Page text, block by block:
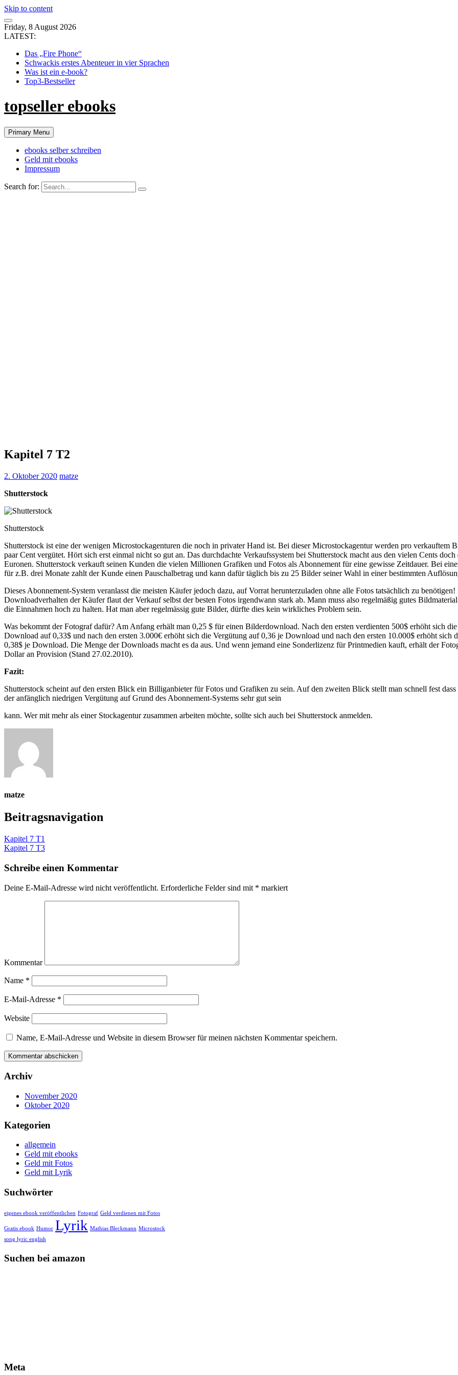
Skip to content
Friday, 8 August 2026
LATEST:
Das „Fire Phone“
Schwackis erstes Abenteuer in vier Sprachen
Was ist ein e-book?
Top3-Bestseller
topseller ebooks
Primary Menu
ebooks selber schreiben
Geld mit ebooks
Impressum
Search for:
Kapitel 7 T2
2. Oktober 2020 matze
Shutterstock
Shutterstock
Shutterstock ist eine der wenigen Microstockagenturen die noch in privater Hand ist. Bei dieser Microstockagentur werden pro verkauftem
paar Cent vergütet. Hört sich erst einmal nicht so gut an. Das durchdachte Verkaufssystem bei Shutterstock macht aus den vielen Cents doch
Euronen. Shutterstock verkauft seinen Kunden die vielen Millionen Grafiken und Fotos als Abonnement für eine gewisse Zeitdauer. Bei
für z.B. drei Monate zahlt der Kunde einen Pauschalbetrag und kann dafür täglich bis zu 25 Bilder seiner Wahl in einer bestimmten
Dieses Abonnement-System veranlasst die meisten Käufer jedoch dazu, auf Vorrat herunterzuladen ohne alle Fotos tatsächlich zu benötigen!
Downloadverhalten der Käufer flaut der Verkauf selbst der besten Fotos irgendwann stark ab. Mann muss also regelmäßig gutes
die Einnahmen hoch zu halten. Hat man aber regelmässig gute Bilder, dürfte dies kein wirkliches Problem sein.
Was bekommt der Fotograf dafür? Am Anfang erhält man 0,25 $ für einen Bilderdownload. Nach den ersten verdienten 500$ erhöht sich
Download auf 0,33$ und nach den ersten 3.000€ erhöht sich die Vergütung auf 0,36 je Download und nach den ersten 10.000$ erhöht sich
0,38$ je Download. Die Menge der Downloads macht es da aus. Und wenn jemand eine Sonderlizenz für Printmedien kauft, erhält der
Dollar an Provision (Stand 27.02.2010).
Fazit:
Shutterstock scheint auf den ersten Blick ein Billiganbieter für Fotos und Grafiken zu sein. Auf den zweiten Blick stellt man schnell fest
der anfänglich niedrigen Vergütung auf Grund des Abonnement-Systems sehr gut sein
kann. Wer mit mehr als einer Stockagentur zusammen arbeiten möchte, sollte sich auch bei Shutterstock anmelden.
matze
Beitragsnavigation
Kapitel 7 T1
Kapitel 7 T3
Schreibe einen Kommentar
Deine E-Mail-Adresse wird nicht veröffentlicht. Erforderliche Felder sind mit * markiert
Kommentar
Name *
E-Mail-Adresse *
Website
Name, E-Mail-Adresse und Website in diesem Browser für meinen nächsten Kommentar speichern.
Archiv
November 2020
Oktober 2020
Kategorien
allgemein
Geld mit ebooks
Geld mit Fotos
Geld mit Lyrik
Suchwörter
eigenes ebook veröffentlichen Fotograf Geld verdienen mit Fotos
Gratis ebook Humor Lyrik Mathias Bleckmann Microstock
song lyric english
Suchen bei amazon
Meta